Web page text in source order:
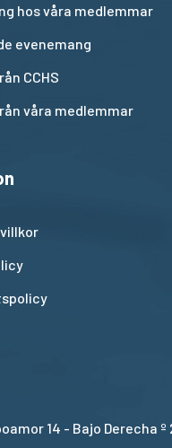
hos våra medlemmar
evenemang
CCHS
våra medlemmar
14 - Bajo Derecha º